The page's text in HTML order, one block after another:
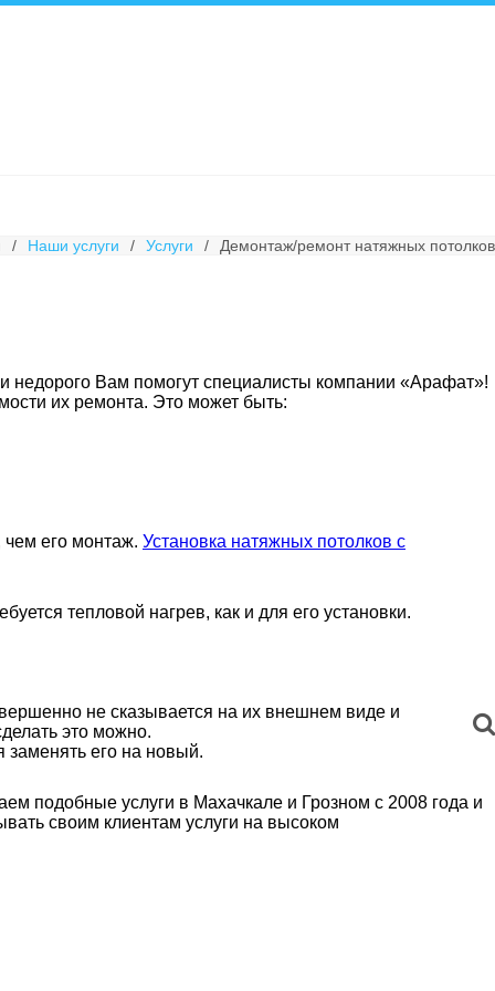
/ Наши услуги / Услуги / Демонтаж/ремонт натяжных потолков
недорого Вам помогут специалисты компании «Арафат»!
их ремонта. Это может быть:
его монтаж. Установка натяжных потолков с
тепловой нагрев, как и для его установки.
не сказывается на их внешнем виде и
это можно.
заменять его на новый.
подобные услуги в Махачкале и Грозном с 2008 года и
своим клиентам услуги на высоком